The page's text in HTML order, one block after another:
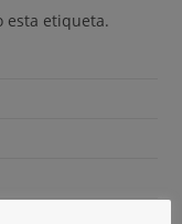
esta etiqueta.